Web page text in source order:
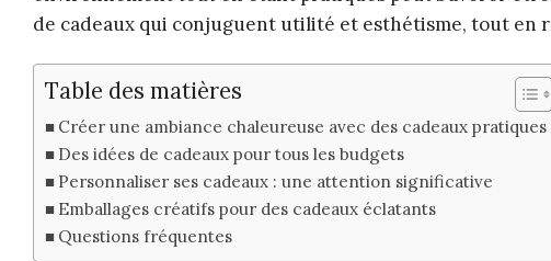
de cadeaux qui conjuguent utilité et esthétisme, tout en
Table des matières
Créer une ambiance chaleureuse avec des cadeaux pratiques
Des idées de cadeaux pour tous les budgets
Personnaliser ses cadeaux : une attention significative
Emballages créatifs pour des cadeaux éclatants
Questions fréquentes